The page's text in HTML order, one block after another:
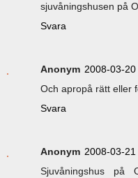
sjuvåningshusen på
Svara
Anonym 2008-03-
Och apropå rätt eller
Svara
Anonym 2008-03-
Sjuvåningshus